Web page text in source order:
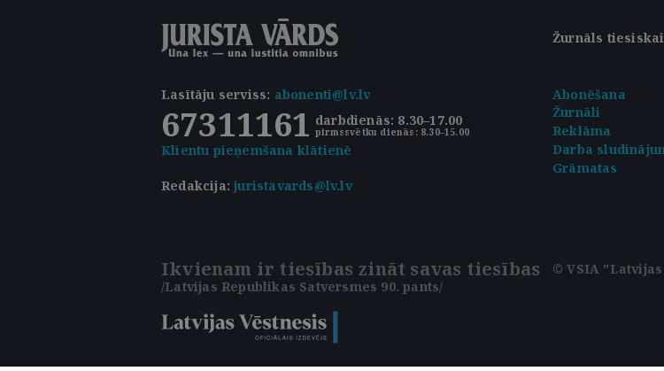
Žurnāls
Lasītāju serviss: abonenti@lv.lv
67311161 darbdienās: 8.30–17.00
pirmssvētku dienās: 8.30–15.00
Klientu pieņemšana klātienē
Abonēšana
Žurnāli
Reklāma
Darba
Redakcija:juristavards@lv.lv
Grāmatas
Ikvienam ir tiesības zināt savas tiesības
/Latvijas Republikas Satversmes 90. pants/
© VSIA